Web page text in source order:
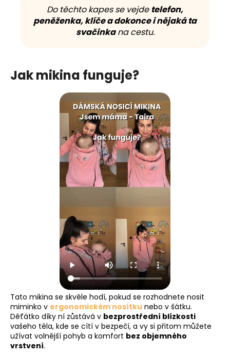
Do těchto kapes se vejde telefon,
peněženka, klíče a dokonce i nějaká ta
svačinkana cestu.
Jak mikina funguje?
Tato mikina se skvěle hodí, pokud se rozhodnete nosit
miminko v ergonomickém nosítku nebo v šátku.
Děťátko díky ní zůstává v bezprostřední blízkosti
vašeho těla, kde se cítí v bezpečí, a vy si přitom můžete
užívat volnější pohyb a komfort bez objemného
vrstvení.